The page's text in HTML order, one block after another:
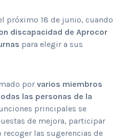
próximo 18 de junio, cuando
discapacidad de Aprocor
para elegir a sus
por varios miembros
las personas de la
principales se
de mejora, participar
las sugerencias de